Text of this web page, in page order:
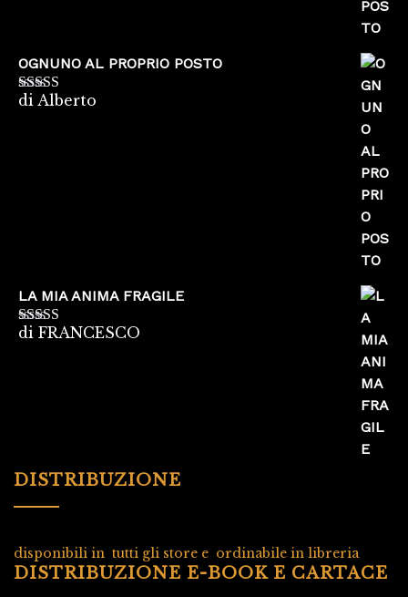
OGNUNO AL PROPRIO POSTO
Valutato5su
di Alberto
LA MIA ANIMA FRAGILE
Valutato5su
di FRANCESCO
DISTRIBUZIONE
disponibili in tutti gli store e ordinabile in libreria
DISTRIBUZIONE E-BOOK E CARTACE